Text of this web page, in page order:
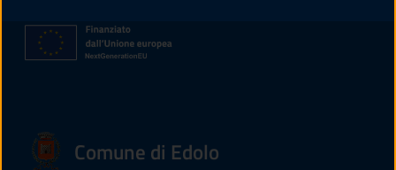
Comune di Edolo